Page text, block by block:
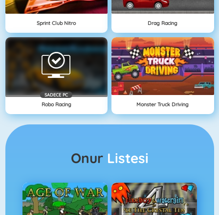
Sprint Club Nitro Drag Racing
SADECE PC
Robo Racing Monster Truck Driving
Onur Listesi